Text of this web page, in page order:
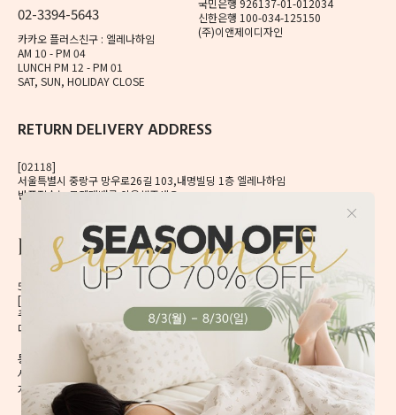
02-3394-5643
카카오 플러스친구 : 엘레나하임
AM 10 - PM 04
LUNCH PM 12 - PM 01
SAT, SUN, HOLIDAY CLOSE
국민은행 926137-01-012034
신한은행 100-034-125150
(주)이앤제이디자인
RETURN DELIVERY ADDRESS
[02118]
서울특별시 중랑구 망우로26길 103,내명빌딩 1층 엘레나하임
반품접수는 로젠택배를 이용해주세요.
56, Mangu-ro, Dongdaemun-gu, Seoul, Korea
[02496] 서울시 동대문구 망우로 56 이앤제이빌딩 6층
주식회사 이앤제이디자인
대표자 이재혁, 이예은
통신판매신고번호 2020-서울동대문-0224호
[CHECK]
사업자등록번호 413-86-01738
개인정보관리책임자 이예은,enjdesign@naver.com